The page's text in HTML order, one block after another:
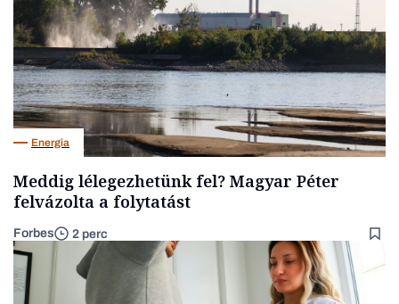
Energia
Meddig lélegezhetünk fel? Magyar Péter
felvázolta a folytatást
Forbes 2 perc